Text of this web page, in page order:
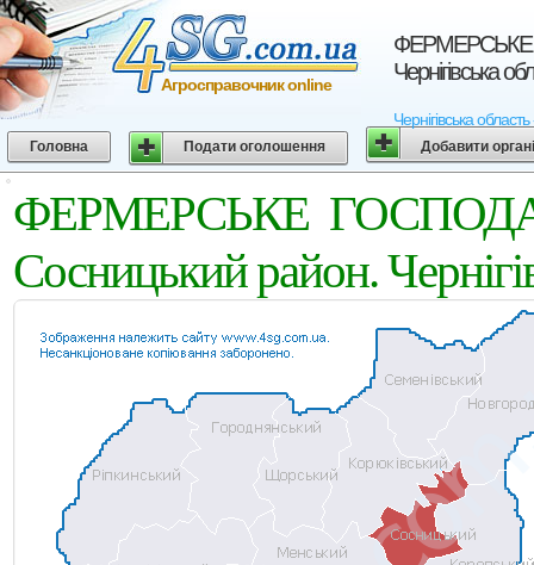
ФЕРМЕРСЬКЕ
Чернігівська
Чернігівська
Агросправочник online
Головна Подати оголошення Добавити
ФЕРМЕРСЬКЕ
Сосницький район.